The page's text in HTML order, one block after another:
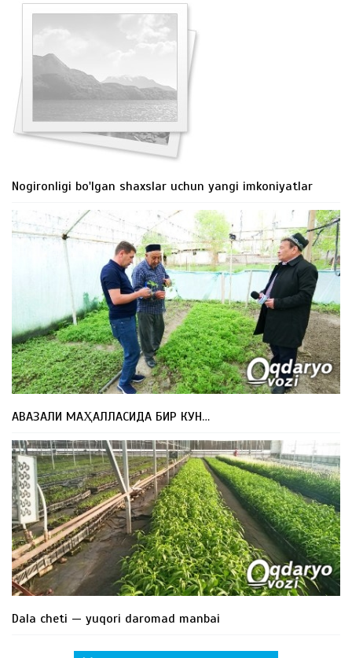
Nogironligi bo'lgan shaxslar uchun yangi imkoniyatlar
АВАЗАЛИ МАҲАЛЛАСИДА БИР КУН…
Dala cheti — yuqori daromad manbai